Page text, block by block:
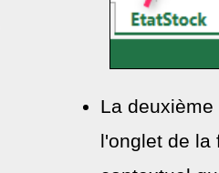
La
l'onglet de